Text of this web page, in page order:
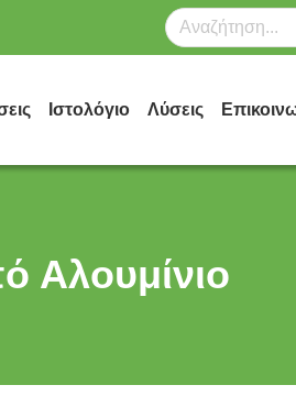
Ιστολόγιο Λύσεις
Αλουμίνιο